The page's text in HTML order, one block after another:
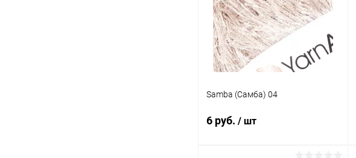
В избранное Под заказ
Samba (Самба) 04
6 руб. / шт